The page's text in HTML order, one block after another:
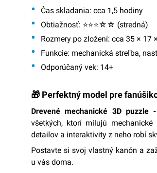
Čas skladania: cca 1,5 hodiny
Obtiažnosť: ⭐⭐⭐☆☆ (stredná)
Rozmery po zložení: cca 35 × 17
Funkcie: mechanická streľba,
Odporúčaný vek: 14+
🎁 Perfektný model pre
Drevené mechanické 3D puzzle
všetkých, ktorí milujú
detailov a interaktivity z neho robí
Postavte si svoj vlastný kanón a
u vás doma.